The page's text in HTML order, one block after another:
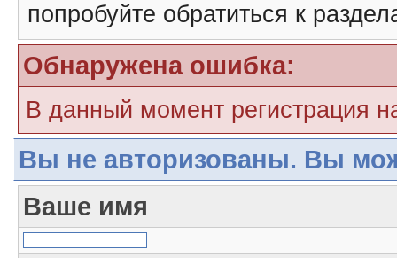
попробуйте обратиться к
Обнаружена ошибка:
В данный момент регистрация
Вы не авторизованы. Вы
Ваше имя